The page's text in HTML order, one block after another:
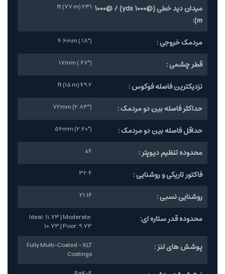
میدان دید خطی (@1000 yds) / @1000
m):
231 ft (77 m)
مردمک خروجی : 4.6mm (.18")
قطر چشمی : 17mm (.67")
نزدیکترین فاصله فوکوس : 49.2 ft (15 m)
حداکثر فاصله بین دو مردمک : 72mm (2.83")
حداقل فاصله بین دو مردمک : 56mm (2.20")
محدوده تنظیم دیوپتر : ±4
فاکتور تاریکی و روشنایی : 32.4
روشنایی نسبی : 21.16
محدوده قدر ستاره ای:
Ideal: 11.73 | Moderate:
10.73 | Poor: 9.73
پوشش های لنز :
Fully Multi-Coated - XLT
Coatings